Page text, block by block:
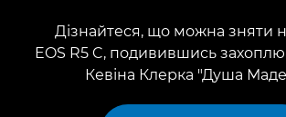
Дізнайтеся, що можна зняти
EOS R5 C, подивившись
Кевіна Клерка "Душа